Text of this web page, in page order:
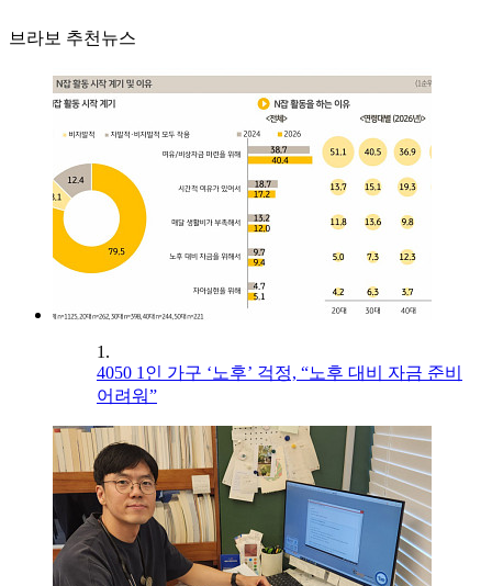
브라보 추천뉴스
1.
4050 1인 가구 ‘노후’ 걱정, “노후 대비 자금 준비
어려워”